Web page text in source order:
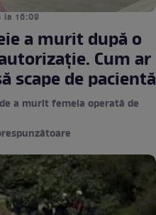
la 16:09
a murit după o
Cum ar
scape de pacientă
a murit femeia operată de